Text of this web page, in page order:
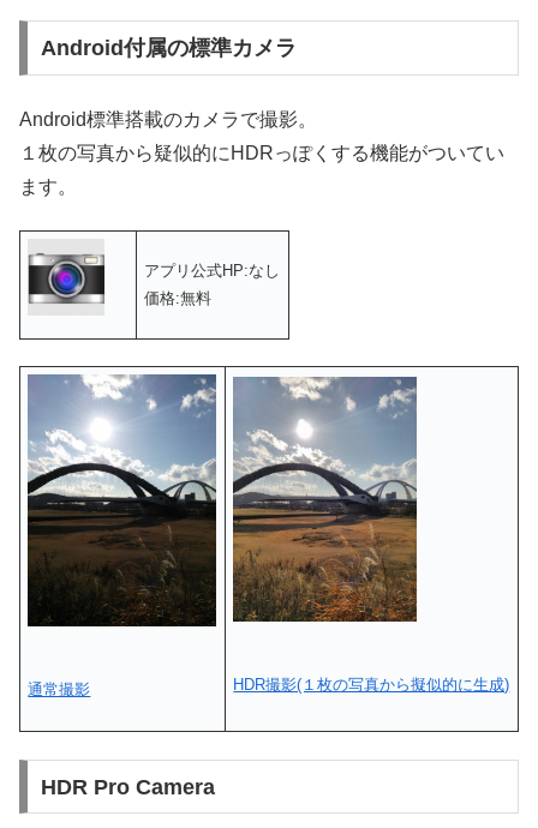
Android付属の標準カメラ
Android標準搭載のカメラで撮影。
１枚の写真から疑似的にHDRっぽくする機能がついてい
ます。
アプリ公式HP:なし
価格:無料
通常撮影 HDR撮影(１枚の写真から擬似的に生成)
HDR Pro Camera